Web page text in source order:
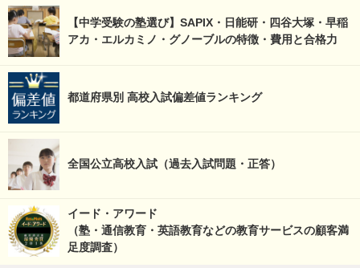
【中学受験の塾選び】SAPIX・日能研・四谷大塚・早稲
アカ・エルカミノ・グノーブルの特徴・費用と合格力
都道府県別 高校入試偏差値ランキング
全国公立高校入試（過去入試問題・正答）
イード・アワード
（塾・通信教育・英語教育などの教育サービスの顧客満
足度調査）